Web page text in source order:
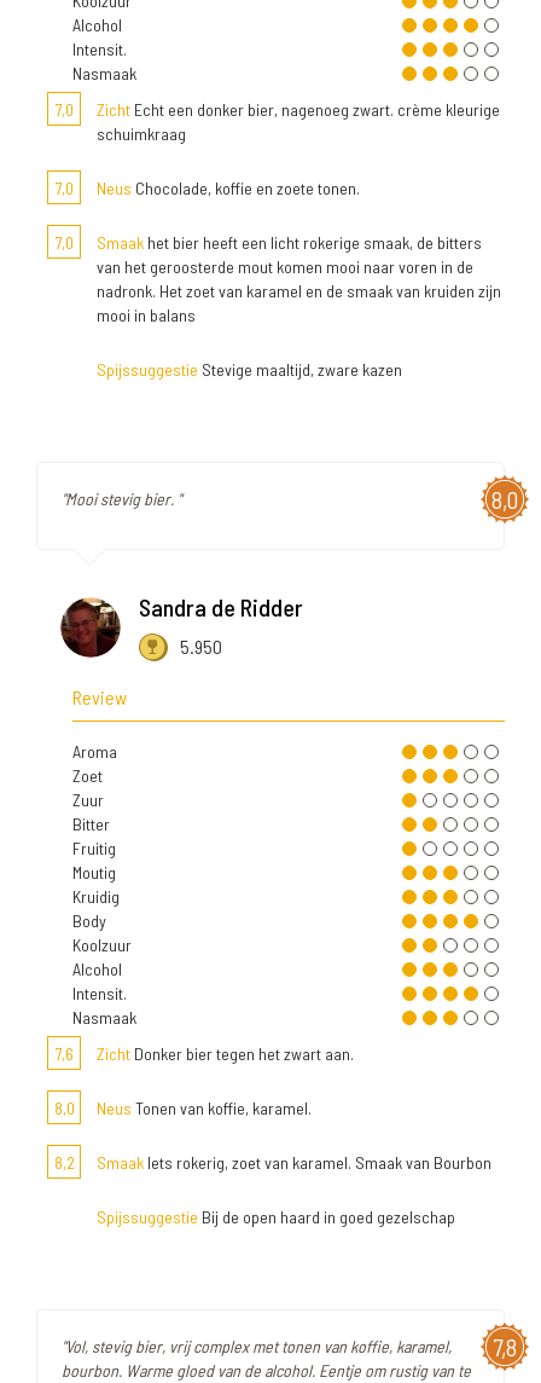
Alcohol
Intensit.
Nasmaak
7,0
Zicht Echt een donker bier, nagenoeg zwart. crème kleurige
schuimkraag
7,0 Neus Chocolade, koffie en zoete tonen.
7,0 Smaak het bier heeft een licht rokerige smaak, de bitters
van het geroosterde mout komen mooi naar voren in de
nadronk. Het zoet van karamel en de smaak van kruiden zijn
mooi in balans
Spijssuggestie Stevige maaltijd, zware kazen
8,0
"Mooi stevig bier. "
Sandra de Ridder
5.950
Review
Aroma
Zoet
Zuur
Bitter
Fruitig
Moutig
Kruidig
Body
Koolzuur
Alcohol
Intensit.
Nasmaak
7,6
Zicht Donker bier tegen het zwart aan.
8,0 Neus Tonen van koffie, karamel.
8,2 Smaak Iets rokerig, zoet van karamel. Smaak van Bourbon
Spijssuggestie Bij de open haard in goed gezelschap
7,8
"Vol, stevig bier, vrij complex met tonen van koffie, karamel,
bourbon. Warme gloed van de alcohol. Eentje om rustig van te